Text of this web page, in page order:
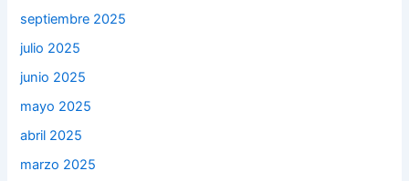
septiembre 2025
julio 2025
junio 2025
mayo 2025
abril 2025
marzo 2025